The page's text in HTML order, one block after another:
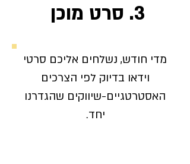
3. סרט מוכן
מדי חודש, נשלחים אליכם סרטי
וידאו בדיוק לפי הצרכים
האסטרטגיים-שיווקים שהגדרנו
יחד.